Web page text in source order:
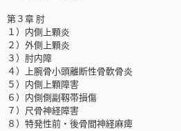
第３章 肘
１）内側上顆炎
２）外側上顆炎
３）肘内障
４）上腕骨小頭離断性骨軟骨炎
５）内側上顆障害
６）内側側副靱帯損傷
７）尺骨神経障害
８）特発性前・後骨間神経麻痺